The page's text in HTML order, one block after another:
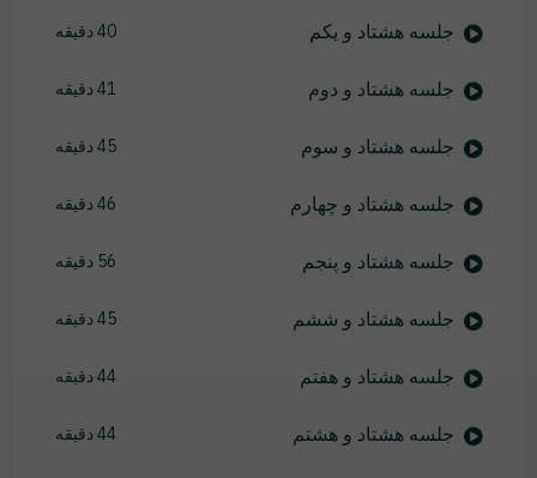
جلسه هشتاد و یکم 40 دقیقه
جلسه هشتاد و دوم 41 دقیقه
جلسه هشتاد و سوم 45 دقیقه
جلسه هشتاد و چهارم 46 دقیقه
جلسه هشتاد و پنجم 56 دقیقه
جلسه هشتاد و ششم 45 دقیقه
جلسه هشتاد و هفتم 44 دقیقه
جلسه هشتاد و هشتم 44 دقیقه